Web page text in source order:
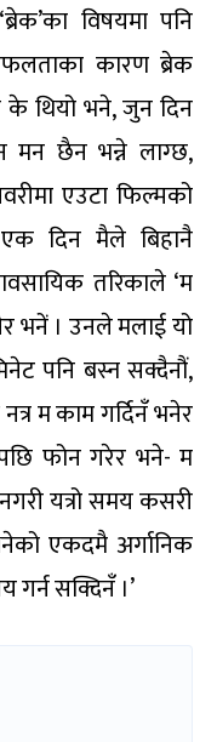
विषयमा पनि
कारण ब्रेक
थियो भने, जुन दिन
मन छैन भन्ने लाग्छ,
एउटा फिल्मको
दिन मैले बिहानै
तरिकाले ‘म
भनें । उनले मलाई यो
पनि बस्न सक्दैनौं,
म काम गर्दिनँ भनेर
फोन गरेर भने- म
यत्रो समय कसरी
एकदमै अर्गानिक
गर्न सक्दिनँ ।’